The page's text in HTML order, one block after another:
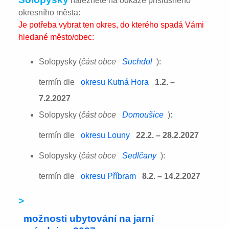
okresního města:
Je potřeba vybrat ten okres, do kterého spadá Vámi
hledané město/obec:
Solopysky (část obce Suchdol ):
termín dle okresu Kutná Hora
1.2. –
7.2.2027
Solopysky (část obce Domoušice ):
termín dle okresu Louny 22.2. – 28.2.2027
Solopysky (část obce Sedlčany ):
termín dle okresu Příbram 8.2. – 14.2.2027
>
možnosti ubytování na jarní